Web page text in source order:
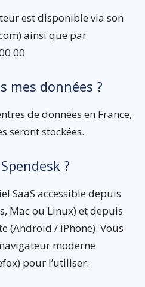
est disponible via son
ainsi que par
00
mes données ?
de données en France,
seront stockées.
?
SaaS accessible depuis
Mac ou Linux) et depuis
(Android / iPhone). Vous
navigateur moderne
pour l’utiliser.